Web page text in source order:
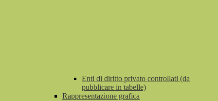
Enti di diritto privato controllati (da
pubblicare in tabelle)
Rappresentazione grafica